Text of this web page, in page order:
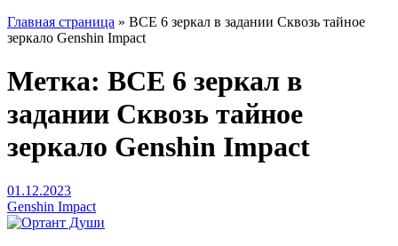
Главная страница » ВСЕ 6 зеркал в задании Сквозь тайное
зеркало Genshin Impact
Метка: ВСЕ 6 зеркал в
задании Сквозь тайное
зеркало Genshin Impact
01.12.2023
Genshin Impact